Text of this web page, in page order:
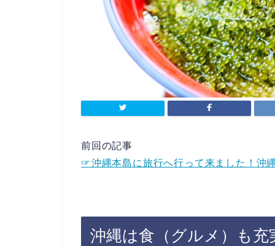
前回の記事
☞沖縄本島に旅行へ行って来ました！沖
沖縄は食（グルメ）も